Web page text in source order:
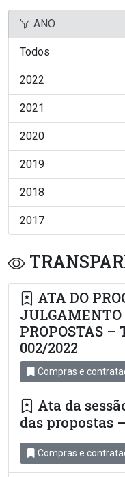
ANO
Todos
2022
2021
2020
2019
2018
2017
ATA DO
JULGAMENTO
PROPOSTAS –
002/2022
Compras e
Ata da
das propostas
Compras e